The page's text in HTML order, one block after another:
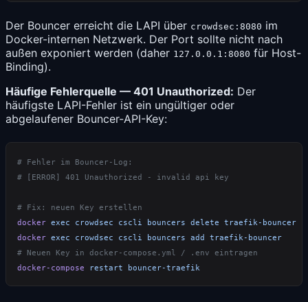
Der Bouncer erreicht die LAPI über crowdsec:8080 im
Docker-internen Netzwerk. Der Port sollte nicht nach
außen exponiert werden (daher 127.0.0.1:8080 für Host-
Binding).
Häufige Fehlerquelle — 401 Unauthorized: Der
häufigste LAPI-Fehler ist ein ungültiger oder
abgelaufener Bouncer-API-Key:
docker exec crowdsec cscli bouncers delete
docker exec crowdsec cscli bouncers add
docker-compose restart